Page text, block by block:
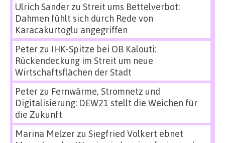
Ulrich Sanderzu Streit ums Bettelverbot:
Dahmen fühlt sich durch Rede von
Karacakurtoglu angegriffen
Peterzu IHK-Spitze bei OB Kalouti:
Rückendeckung im Streit um neue
Wirtschaftsflächen der Stadt
Peterzu Fernwärme, Stromnetz und
Digitalisierung: DEW21 stellt die Weichen für
die Zukunft
Marina Melzerzu Siegfried Volkert ebnet